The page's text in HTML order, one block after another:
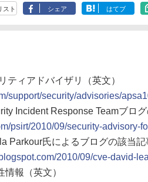
スト シェア はてブ
ティアドバイザリ（英文）
support/security/advisories/
Incident Response Teamブログ
psirt/2010/09/security-advisory-
Parkour氏によるブログの該当記
2010/09/cve-david-
報（英文）